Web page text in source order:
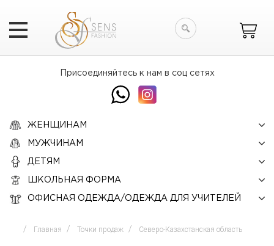
Искать
Присоединяйтесь к нам в соц сетях
ЖЕНЩИНАМ
МУЖЧИНАМ
ДЕТЯМ
ШКОЛЬНАЯ ФОРМА
ОФИСНАЯ ОДЕЖДА/ОДЕЖДА ДЛЯ УЧИТЕЛЕЙ
Главная Точки продаж Северо-Казахстанская область